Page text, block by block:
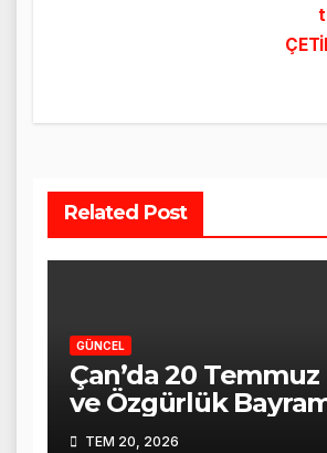
Related Post
GÜNCEL
Çan’da 20 Temmuz
ve Özgürlük
Törenle Kutlandı
TEM 20, 2026